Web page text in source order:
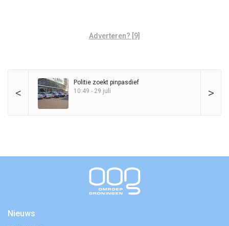
Adverteren? [9]
< >
Politie zoekt pinpasdief
10:49 - 29 juli
Nieuws